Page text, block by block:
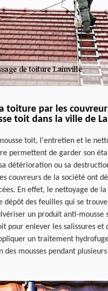
toiture par les
toit dans la ville de
toit, l'entretien et le
permettent de garder son
détérioration ou sa
couvreurs de la société ont
En effet, le nettoyage de
dépôt des feuilles qui se
un produit anti-mousse
pour enlever les salissures et
un traitement
mousses pendant plusieurs